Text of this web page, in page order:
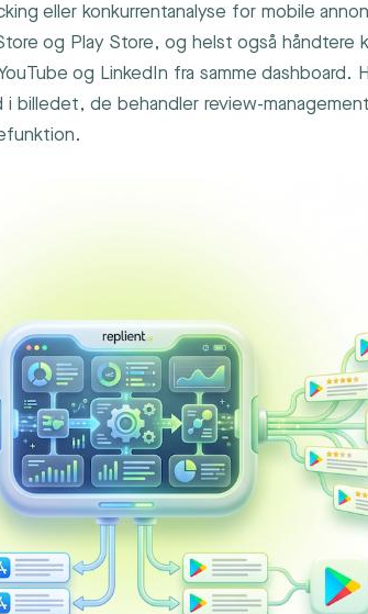
eller konkurrentanalyse for mobile
og Play Store, og helst også håndtere
og LinkedIn fra samme dashboard.
billedet, de behandler review-